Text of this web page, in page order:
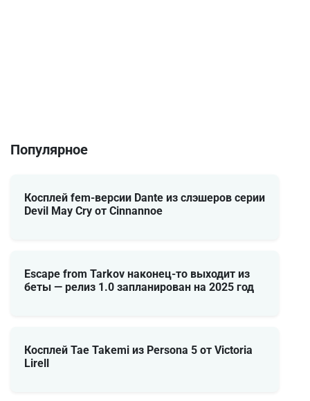
Популярное
Косплей fem-версии Dante из слэшеров серии
Devil May Cry от Cinnannoe
Escape from Tarkov наконец-то выходит из
беты — релиз 1.0 запланирован на 2025 год
Косплей Tae Takemi из Persona 5 от Victoria
Lirell